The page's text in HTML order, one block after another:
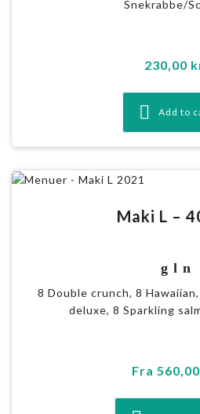
Snekrabbe/
230,00
Add to
Maki L –
g l n
8 Double crunch, 8
deluxe, 8 Sparkling
Fra 560,00